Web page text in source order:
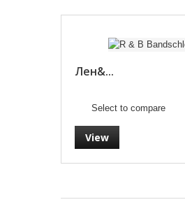
Лен&...
Select to compare
View